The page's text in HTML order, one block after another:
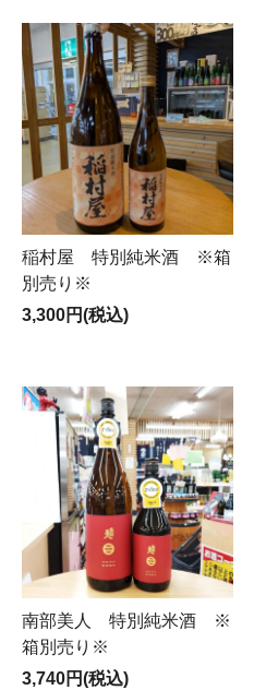
稲村屋 特別純米酒 ※箱
別売り※
3,300円(税込)
南部美人 特別純米酒 ※
箱別売り※
3,740円(税込)